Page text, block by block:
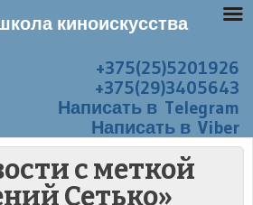
+375(25)5201926
+375(29)3405643
Написать в Telegram
Написать в Viber
с меткой
Сетько»
киноискусства